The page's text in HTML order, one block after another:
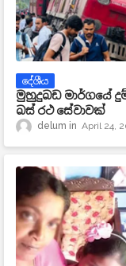
දේශීය
මුහුදුබඩ මාර්ගයේ
බස් රථ සේවාවක්
delum April 24,